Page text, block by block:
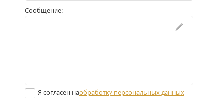
Сообщение:
Я согласен наобработку персональных данных